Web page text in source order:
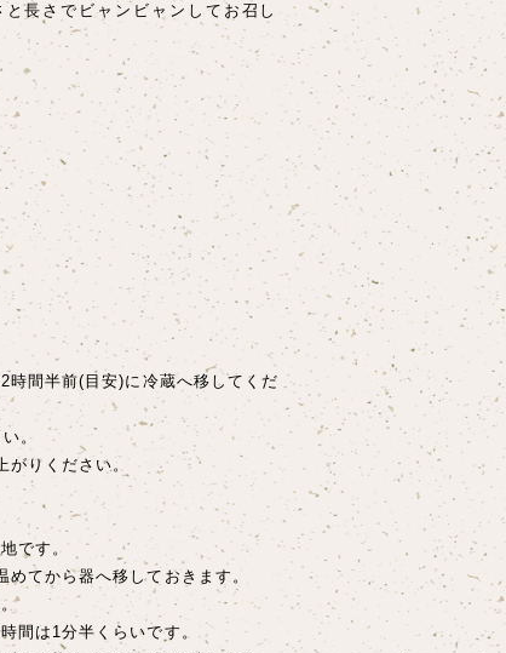
長さでビャンビャンしてお召し
時間半前(目安)に冷蔵へ移してくだ
。
りください。
です。
てから器へ移しておきます。
間は1分半くらいです。